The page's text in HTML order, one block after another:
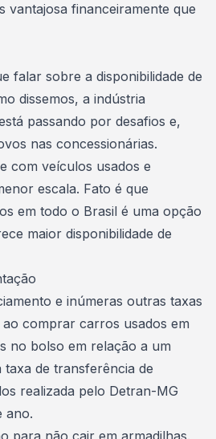
vantajosa financeiramente que
falar sobre a disponibilidade de
dissemos, a indústria
passando por desafios e,
nas concessionárias.
com veículos usados e
escala. Fato é que
em todo o Brasil é uma opção
maior disponibilidade de
e inúmeras outras taxas
comprar carros usados em
no bolso em relação a um
de transferência de
realizada pelo Detran-MG
ano.
para não cair em armadilhas.